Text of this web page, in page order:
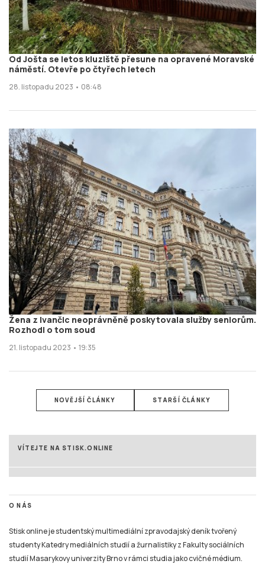
Od Jošta se letos kluziště přesune na opravené Moravské
náměstí. Otevře po čtyřech letech
28. listopadu 2023 • 08:48
Žena z Ivančic neoprávněně poskytovala služby seniorům.
Rozhodl o tom soud
21. listopadu 2023 • 19:35
NOVĚJŠÍ ČLÁNKY STARŠÍ ČLÁNKY
VÍTEJTE NA STISK.ONLINE
O NÁS
Stisk online je studentský multimediální zpravodajský deník tvořený
studenty Katedry mediálních studií a žurnalistiky z Fakulty sociálních
studií Masarykovy univerzity Brno v rámci studia jako cvičné médium.